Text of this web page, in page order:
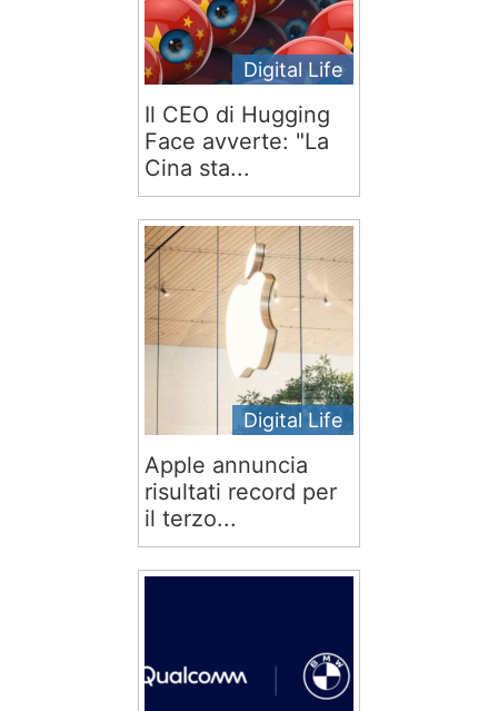
Digital Life
Il CEO di Hugging
Face avverte: "La
Cina sta...
Digital Life
Apple annuncia
risultati record per
il terzo...